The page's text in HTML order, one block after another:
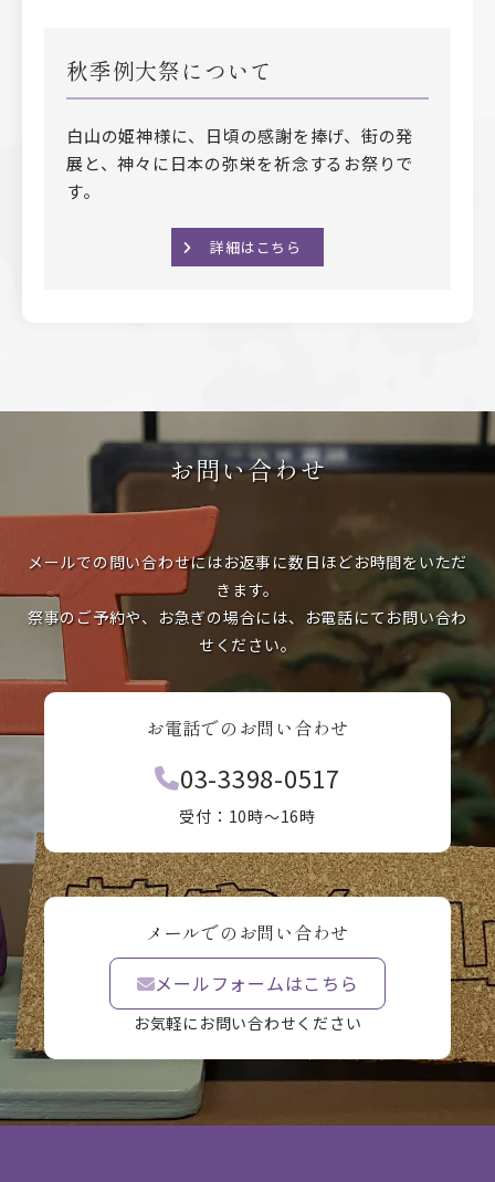
秋季例大祭について
白山の姫神様に、日頃の感謝を捧げ、街の発
展と、神々に日本の弥栄を祈念するお祭りで
す。
詳細はこちら
お問い合わせ
メールでの問い合わせにはお返事に数日ほどお時間をいただ
きます。
祭事のご予約や、お急ぎの場合には、お電話にてお問い合わ
せください。
お電話でのお問い合わせ
03-3398-0517
受付：10時〜16時
メールでのお問い合わせ
メールフォームはこちら
お気軽にお問い合わせください